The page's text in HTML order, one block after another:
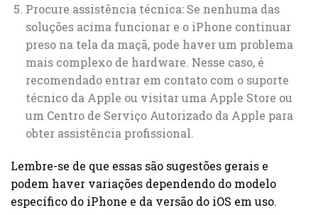
Procure assistência técnica: Se nenhuma das
soluções acima funcionar e o iPhone continuar
preso na tela da maçã, pode haver um problema
mais complexo de hardware. Nesse caso, é
recomendado entrar em contato com o suporte
técnico da Apple ou visitar uma Apple Store ou
um Centro de Serviço Autorizado da Apple para
obter assistência profissional.
Lembre-se de que essas são sugestões gerais e
podem haver variações dependendo do modelo
específico do iPhone e da versão do iOS em uso.